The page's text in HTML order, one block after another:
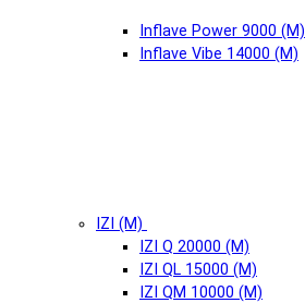
Inflave Power 9000 (М)
Inflave Vibe 14000 (М)
IZI (М)
IZI Q 20000 (М)
IZI QL 15000 (М)
IZI QM 10000 (М)